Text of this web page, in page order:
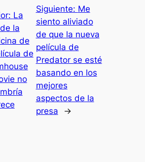
La
la
de
de
no
Siguiente: Me
siento aliviado
de que la nueva
película de
Predator se esté
basando en los
mejores
aspectos de la
presa
→